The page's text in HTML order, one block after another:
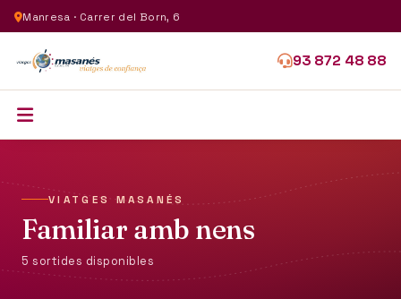
Manresa · Carrer del Born, 6
93 872 48 88
VIATGES MASANÉS
Familiar amb nens
5 sortides disponibles